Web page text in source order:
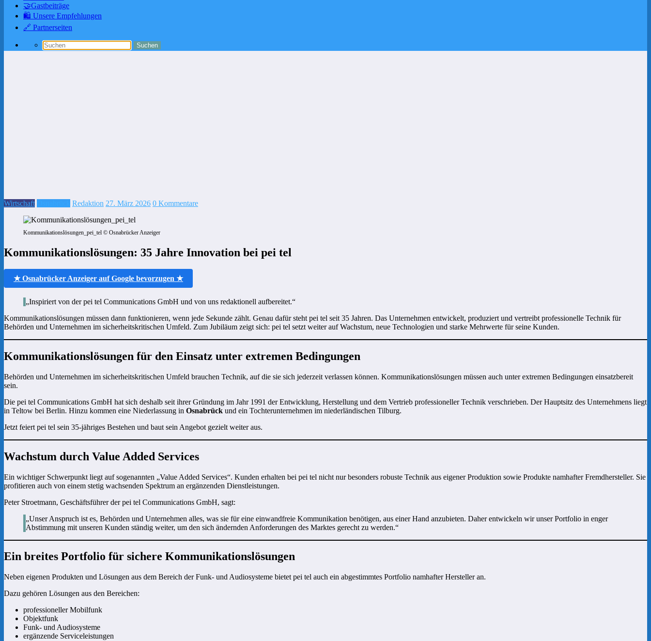
🤝Gastbeiträge
🛍️ Unsere Empfehlungen
🔗 Partnerseiten
Wirtschaft Redaktion 27. März 2026 0 Kommentare
Kommunikationslösungen_pei_tel © Osnabrücker Anzeiger
Kommunikationslösungen: 35 Jahre Innovation bei pei tel
★ Osnabrücker Anzeiger auf Google bevorzugen ★
„Inspiriert von der pei tel Communications GmbH und von uns redaktionell aufbereitet.“
Kommunikationslösungen müssen dann funktionieren, wenn jede Sekunde zählt. Genau dafür steht pei tel seit 35 Jahren. Das Unternehmen entwickelt, produziert und vertreibt professionelle Technik für
Behörden und Unternehmen im sicherheitskritischen Umfeld. Zum Jubiläum zeigt sich: pei tel setzt weiter auf Wachstum, neue Technologien und starke Mehrwerte für seine Kunden.
Kommunikationslösungen für den Einsatz unter extremen Bedingungen
Behörden und Unternehmen im sicherheitskritischen Umfeld brauchen Technik, auf die sie sich jederzeit verlassen können. Kommunikationslösungen müssen auch unter extremen Bedingungen einsatzbereit
sein.
Die pei tel Communications GmbH hat sich deshalb seit ihrer Gründung im Jahr 1991 der Entwicklung, Herstellung und dem Vertrieb professioneller Technik verschrieben. Der Hauptsitz des Unternehmens liegt
in Teltow bei Berlin. Hinzu kommen eine Niederlassung in Osnabrück und ein Tochterunternehmen im niederländischen Tilburg.
Jetzt feiert pei tel sein 35-jähriges Bestehen und baut sein Angebot gezielt weiter aus.
Wachstum durch Value Added Services
Ein wichtiger Schwerpunkt liegt auf sogenannten „Value Added Services“. Kunden erhalten bei pei tel nicht nur besonders robuste Technik aus eigener Produktion sowie Produkte namhafter Fremdhersteller. Sie
profitieren auch von einem stetig wachsenden Spektrum an ergänzenden Dienstleistungen.
Peter Stroetmann, Geschäftsführer der pei tel Communications GmbH, sagt:
„Unser Anspruch ist es, Behörden und Unternehmen alles, was sie für eine einwandfreie Kommunikation benötigen, aus einer Hand anzubieten. Daher entwickeln wir unser Portfolio in enger
Abstimmung mit unseren Kunden ständig weiter, um den sich ändernden Anforderungen des Marktes gerecht zu werden.“
Ein breites Portfolio für sichere Kommunikationslösungen
Neben eigenen Produkten und Lösungen aus dem Bereich der Funk- und Audiosysteme bietet pei tel auch ein abgestimmtes Portfolio namhafter Hersteller an.
Dazu gehören Lösungen aus den Bereichen:
professioneller Mobilfunk
Objektfunk
Funk- und Audiosysteme
ergänzende Serviceleistungen